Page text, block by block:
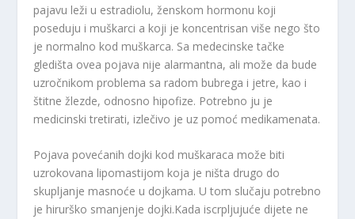
pajavu leži u estradiolu, ženskom hormonu koji
poseduju i muškarci a koji je koncentrisan više nego što
je normalno kod muškarca. Sa medecinske tačke
gledišta ovea pojava nije alarmantna, ali može da bude
uzročnikom problema sa radom bubrega i jetre, kao i
štitne žlezde, odnosno hipofize. Potrebno ju je
medicinski tretirati, izlečivo je uz pomoć medikamenata.
Pojava povećanih dojki kod muškaraca može biti
uzrokovana lipomastijom koja je ništa drugo do
skupljanje masnoće u dojkama. U tom slučaju potrebno
je hirurško smanjenje dojki.Kada iscrpljujuće dijete ne